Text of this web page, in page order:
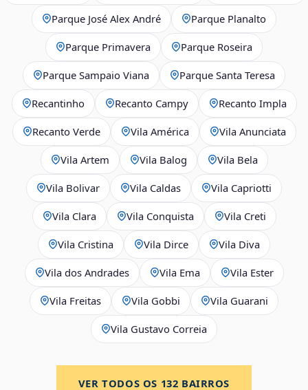
Parque José Alex André Parque Planalto
Parque Primavera Parque Roseira
Parque Sampaio Viana Parque Santa Teresa
Recantinho Recanto Campy Recanto Impla
Recanto Verde Vila América Vila Anunciata
Vila Artem Vila Balog Vila Bela
Vila Bolivar Vila Caldas Vila Capriotti
Vila Clara Vila Conquista Vila Creti
Vila Cristina Vila Dirce Vila Diva
Vila dos Andrades Vila Ema Vila Ester
Vila Freitas Vila Gobbi Vila Guarani
Vila Gustavo Correia
VER TODOS OS 132 BAIRROS